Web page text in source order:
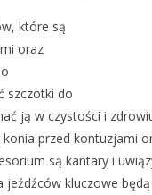
które są
oraz
szczotki do
ją w czystości i
przed kontuzjami
są kantary i
jeźdźców kluczowe